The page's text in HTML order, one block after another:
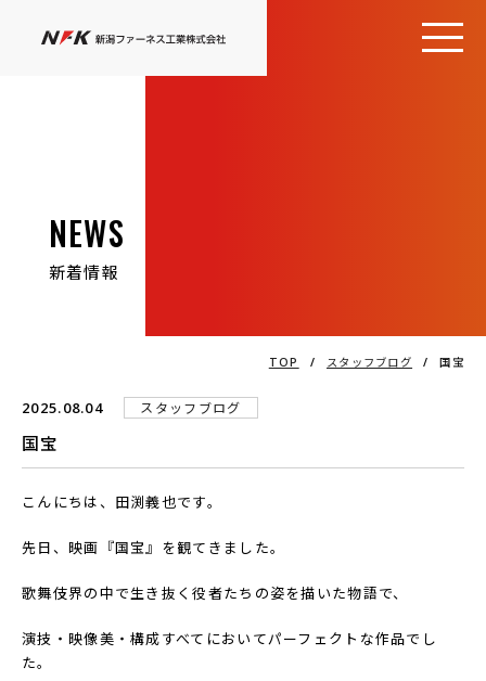
NEWS
新着情報
TOP / スタッフブログ / 国宝
2025.08.04 スタッフブログ
国宝
こんにちは、田渕義也です。
先日、映画『国宝』を観てきました。
歌舞伎界の中で生き抜く役者たちの姿を描いた物語で、
演技・映像美・構成すべてにおいてパーフェクトな作品でし
た。